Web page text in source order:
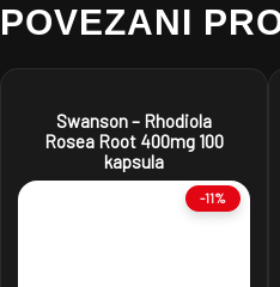
POVEZANI
Swanson – Rhodiola
Rosea Root 400mg 100
kapsula
-11%